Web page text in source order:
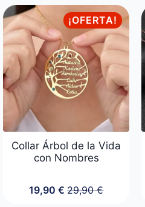
precios:
desde
24,90 €
hasta
69,90 €
¡OFERTA!
Collar Árbol de la Vida
con Nombres
29,90€
El
19,90 € El